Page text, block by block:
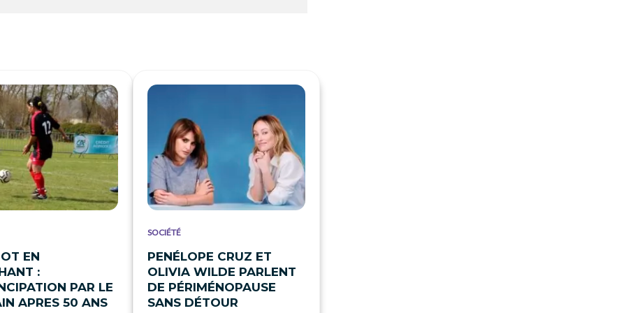
EN
:
PAR LE
APRES 50 ANS
SOCIÉTÉ
PENÉLOPE CRUZ ET
OLIVIA WILDE PARLENT
DE PÉRIMÉNOPAUSE
SANS DÉTOUR